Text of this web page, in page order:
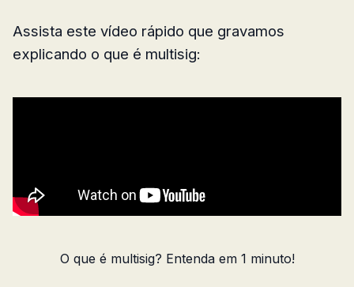
Assista este vídeo rápido que gravamos
explicando o que é multisig:
O que é multisig? Entenda em 1 minuto!